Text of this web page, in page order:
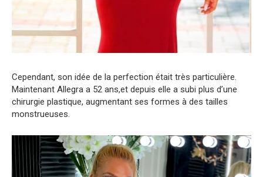
Cependant, son idée de la perfection était très particulière.
Maintenant Allegra a 52 ans,et depuis elle a subi plus d’une
chirurgie plastique, augmentant ses formes à des tailles
monstrueuses.